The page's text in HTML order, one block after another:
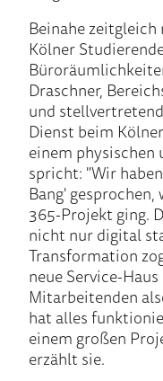
Beinahe
Kölner
Draschner,
und
Dienst beim
einem
spricht: "Wir
Bang'
365-Projekt ging.
nicht nur digital
Transformation
neue Service-
Mitarbeitenden
hat alles
einem großen
erzählt sie.